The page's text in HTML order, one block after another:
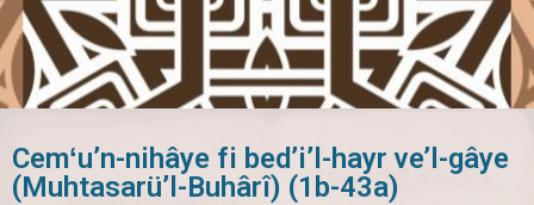
Cemʻu’n-nihâye fi bed’i’l-hayr ve’l-gâye
(Muhtasarü’l-Buhârî) (1b-43a)